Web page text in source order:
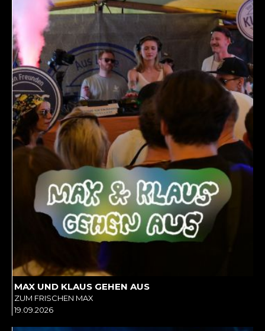
MAX UND KLAUS GEHEN AUS
ZUM FRISCHEN MAX
19.09.2026